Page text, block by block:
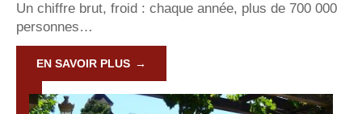
Un chiffre brut, froid : chaque année, plus de 700 000
personnes…
EN SAVOIR PLUS